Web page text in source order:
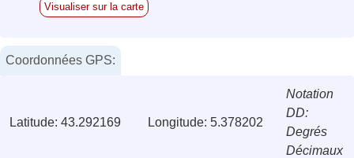
Visualiser sur la carte
Coordonnées GPS:
Latitude: 43.292169 Longitude: 5.378202
Notation
DD:
Degrés
Décimaux